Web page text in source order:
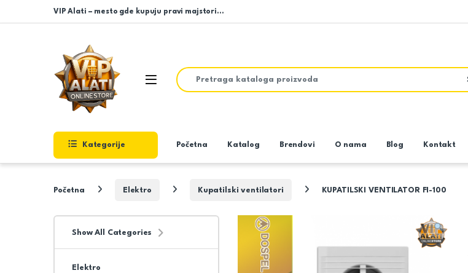
Skip to navigation
Skip to content
VIP Alati – mesto gde kupuju pravi majstori…
Open
Search for:
Kategorije Početna Katalog Brendovi O nama Blog Kontakt
Početna Elektro Kupatilski ventilatori KUPATILSKI VENTILATOR FI-100
Show All Categories
Elektro